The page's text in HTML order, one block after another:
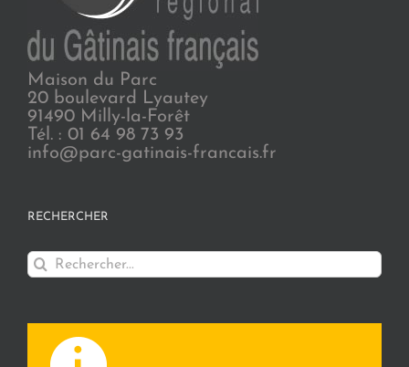
Maison du Parc
20 boulevard Lyautey
91490 Milly-la-Forêt
Tél. : 01 64 98 73 93
info@parc-gatinais-francais.fr
RECHERCHER
Rechercher: